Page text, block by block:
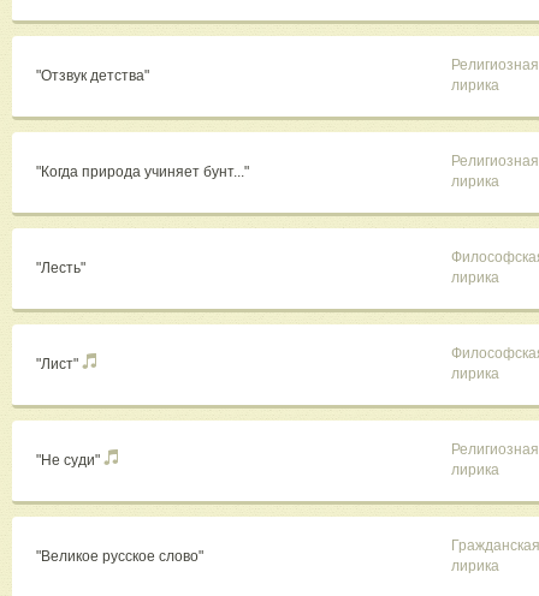
"Отзвук детства"
Религиозная
лирика
"Когда природа учиняет бунт..."
Религиозная
лирика
"Лесть"
лирика
"Лист"
лирика
"Не суди"
Религиозная
лирика
"Великое русское слово"
Гражданская
лирика